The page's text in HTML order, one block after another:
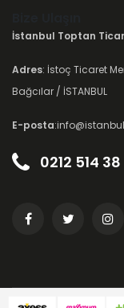
İstanbul Toptan
Adres: İstoç Ticaret
Bağcılar / İSTANBUL
E-posta
0212 514 38